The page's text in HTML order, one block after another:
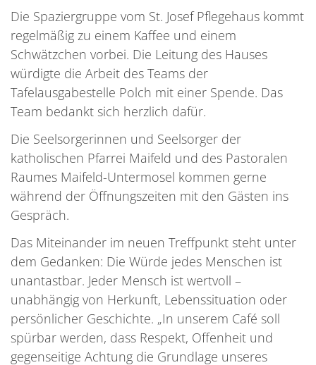
Die Spaziergruppe vom St. Josef Pflegehaus kommt
regelmäßig zu einem Kaffee und einem
Schwätzchen vorbei. Die Leitung des Hauses
würdigte die Arbeit des Teams der
Tafelausgabestelle Polch mit einer Spende. Das
Team bedankt sich herzlich dafür.
Die Seelsorgerinnen und Seelsorger der
katholischen Pfarrei Maifeld und des Pastoralen
Raumes Maifeld-Untermosel kommen gerne
während der Öffnungszeiten mit den Gästen ins
Gespräch.
Das Miteinander im neuen Treffpunkt steht unter
dem Gedanken: Die Würde jedes Menschen ist
unantastbar. Jeder Mensch ist wertvoll –
unabhängig von Herkunft, Lebenssituation oder
persönlicher Geschichte. „In unserem Café soll
spürbar werden, dass Respekt, Offenheit und
gegenseitige Achtung die Grundlage unseres